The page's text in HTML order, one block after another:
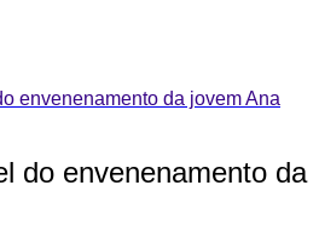
envenenamento da jovem Ana
do envenenamento da